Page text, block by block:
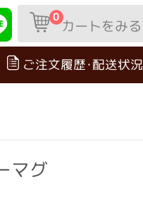
0カートをみる
ご注文履歴･配送状況
マグ